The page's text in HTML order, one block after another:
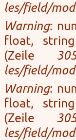
les/field/
Warning:
float,
(Zeile
les/field/
Warning:
float,
(Zeile
les/field/